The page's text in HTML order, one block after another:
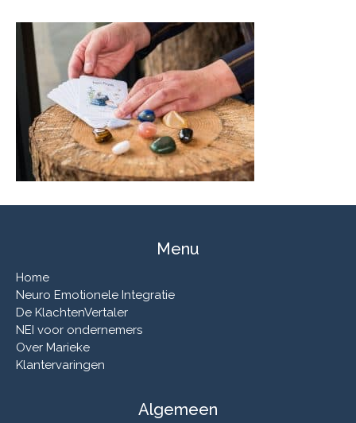
Menu
Home
Neuro Emotionele Integratie
De KlachtenVertaler
NEI voor ondernemers
Over Marieke
Klantervaringen
Algemeen